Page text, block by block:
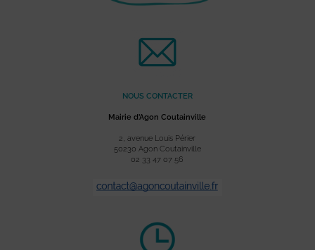
NOUS CONTACTER
Mairie d’Agon Coutainville
2, avenue Louis Périer
50230 Agon Coutainville
02 33 47 07 56